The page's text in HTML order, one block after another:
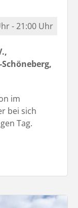
- 21:00 Uhr
im
bei sich
Tag.